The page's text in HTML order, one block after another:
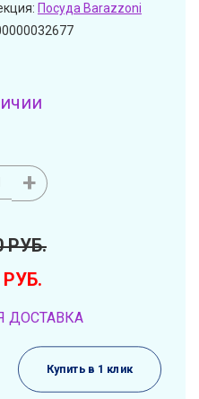
Посуда Barazzoni
+
РУБ.
РУБ.
ДОСТАВКА
Купить в 1 клик